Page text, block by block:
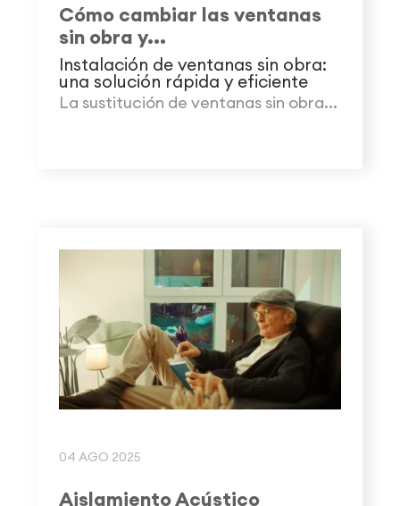
Cómo cambiar las ventanas
sin obra y...
Instalación de ventanas sin obra:
una solución rápida y eficiente
La sustitución de ventanas sin obra...
04 AGO 2025
Aislamiento Acústico